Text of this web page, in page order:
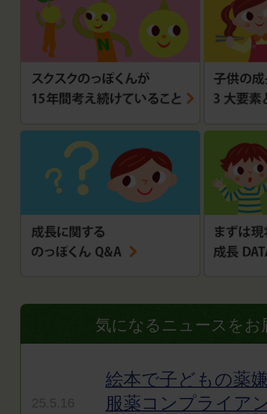
気になるニュースをお
絵本で子どもの薬
服薬コンプライア